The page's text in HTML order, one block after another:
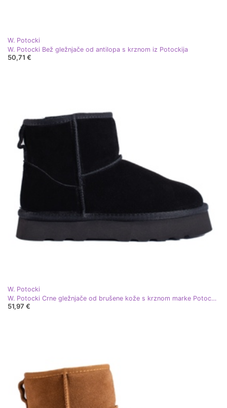
W. Potocki
W. Potocki Bež gležnjače od antilopa s krznom iz Potockija
50,71 €
W. Potocki
W. Potocki Crne gležnjače od brušene kože s krznom marke Potocki crna
51,97 €